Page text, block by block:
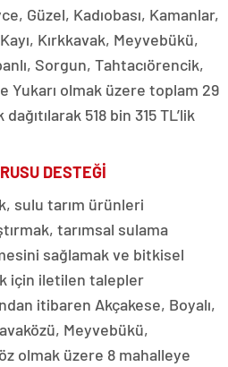
Güzel, Kadıobası, Kamanlar,
Kırkkavak, Meyvebükü,
Sorgun, Tahtacıörencik,
Yukarı olmak üzere toplam 29
518 bin 315 TL’lik
DESTEĞİ
sulu tarım ürünleri
tarımsal sulama
sağlamak ve bitkisel
için iletilen talepler
itibaren Akçakese, Boyalı,
Meyvebükü,
olmak üzere 8 mahalleye